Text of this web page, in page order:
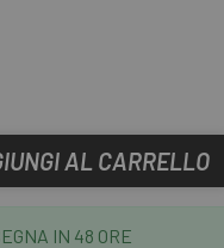
AL CARRELLO
IN 48 ORE